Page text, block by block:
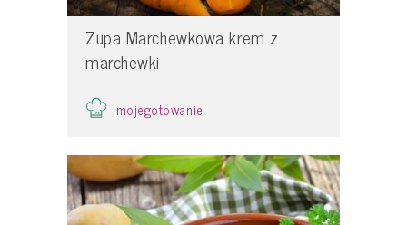
Zupa Marchewkowa krem z
marchewki
mojegotowanie